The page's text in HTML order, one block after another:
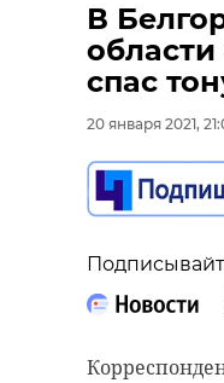
В
спас
20 января 2021,